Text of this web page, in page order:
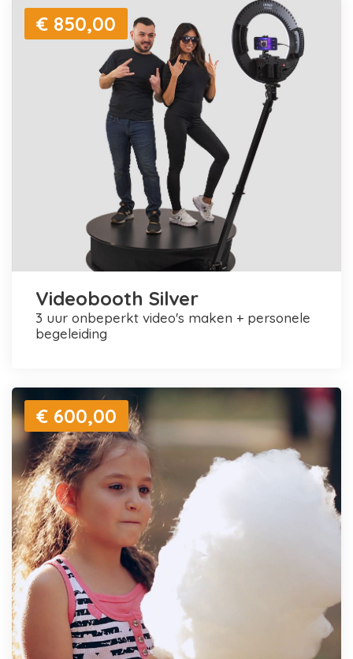
€ 850,00
Videobooth Silver
3 uur onbeperkt video's maken + personele
begeleiding
€ 600,00